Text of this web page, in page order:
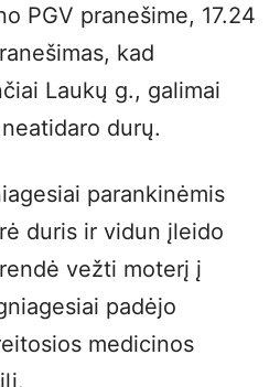
PGV pranešime, 17.24
kad
Laukų g., galimai
durų.
parankinėmis
duris ir vidun įleido
vežti moterį į
padėjo
medicinos